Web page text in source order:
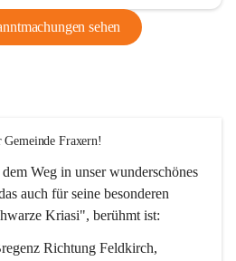
sehen
Fraxern!
Weg in unser wunderschönes
auch für seine besonderen
Kriasi", berühmt ist:
Richtung Feldkirch,